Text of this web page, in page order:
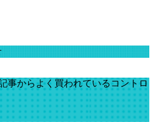
事からよく買われているコントロ